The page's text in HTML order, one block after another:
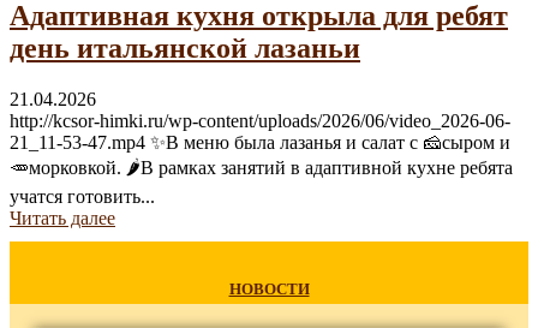
Адаптивная кухня открыла для ребят
день итальянской лазаньи
21.04.2026
http://kcsor-himki.ru/wp-content/uploads/2026/06/video_2026-06-
21_11-53-47.mp4 ✨В меню была лазанья и салат с 🧀сыром и
🥕морковкой. 🌶В рамках занятий в адаптивной кухне ребята
учатся готовить...
Читать далее
НОВОСТИ